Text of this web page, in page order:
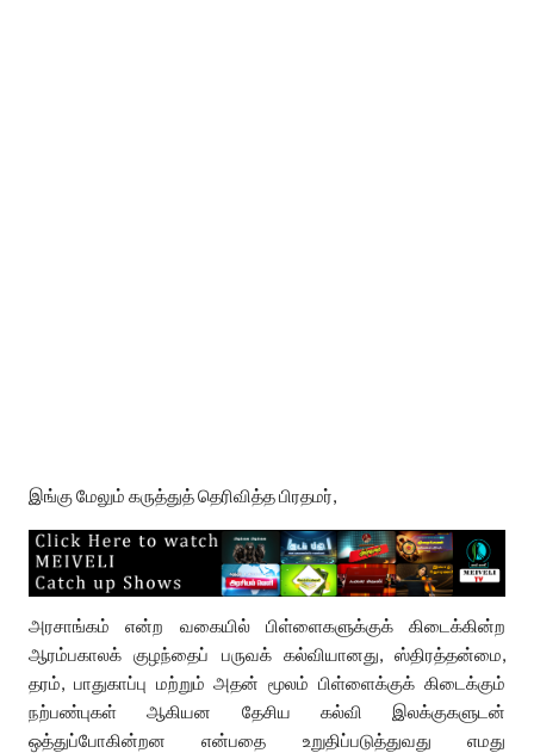
இங்கு மேலும் கருத்துத் தெரிவித்த பிரதமர்,
அரசாங்கம் என்ற வகையில் பிள்ளைகளுக்குக் கிடைக்கின்ற
ஆரம்பகாலக் குழந்தைப் பருவக் கல்வியானது, ஸ்திரத்தன்மை,
தரம், பாதுகாப்பு மற்றும் அதன் மூலம் பிள்ளைக்குக் கிடைக்கும்
நற்பண்புகள் ஆகியன தேசிய கல்வி இலக்குகளுடன்
ஒத்துப்போகின்றன என்பதை உறுதிப்படுத்துவது எமது